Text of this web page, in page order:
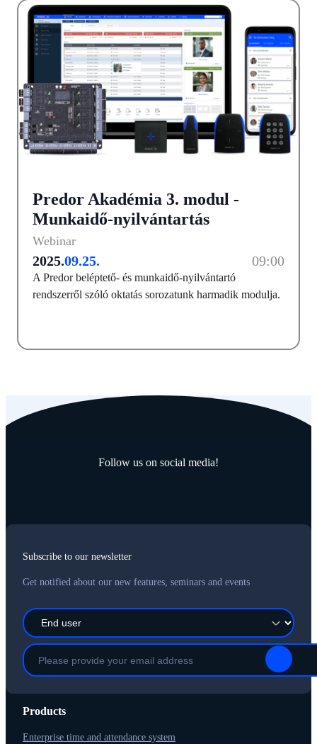
Predor Akadémia 3. modul -
Munkaidő-nyilvántartás
Webinar
2025.09.25. 09:00
A Predor beléptető- és munkaidő-nyilvántartó
rendszerről szóló oktatás sorozatunk harmadik modulja.
Follow us on social media!
Products
Enterprise time and attendance system
Subscribe to our newsletter
Get notified about our new features, seminars and events